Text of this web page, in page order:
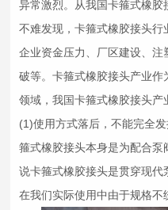
异常激烈。从我国卡箍式橡胶
不难发现，卡箍式橡胶接头行
企业资金压力、厂区建设、
破等。卡箍式橡胶接头产业作
领域，我国卡箍式橡胶接头产
(1)使用方式落后，不能完全
箍式橡胶接头本身是为配合泵
说卡箍式橡胶接头是贯穿现代
在我们实际使用中由于规格不